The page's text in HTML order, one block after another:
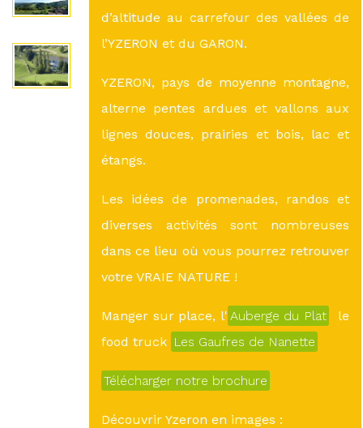
d’altitude au carrefour des vallées de
l’YZERON et du GARON.
YZERON, pays de moyenne montagne,
alterne pentes ardues et vallons aux
lignes douces, prairies et bois, lac et
étangs.
Les idées de promenades, randos et
diverses activités sont nombreuses
dans ce lieu où vous pourrez retrouver
votre VRAIE NATURE !
Manger sur place, l' Auberge du Plat
le
food truck Les Gaufres de Nanette
Télécharger notre brochure
Découvrir Yzeron en images :